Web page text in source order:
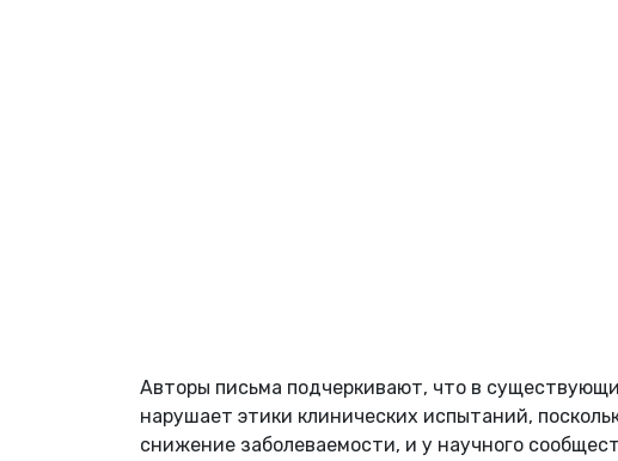
Авторы письма подчеркивают, что в
нарушает этики клинических испытаний,
снижение заболеваемости, и у научного